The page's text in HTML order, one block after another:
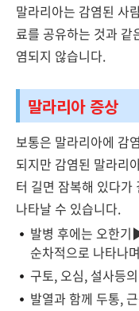
말라리아는 감염된 사
료를 공유하는 것과 같
염되지 않습니다.
말라리아 증상
보통은 말라리아에 감
되지만 감염된 말라리
터 길면 잠복해 있다
나타날 수 있습니다.
발병 후에는 오한
순차적으로 나타나
구토, 오심, 설사등
발열과 함께 두통,